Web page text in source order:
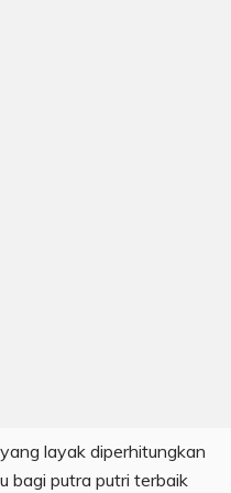
layak diperhitungkan
bagi putra putri terbaik